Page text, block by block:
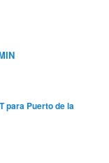
para Puerto de la